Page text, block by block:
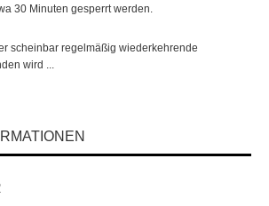
30 Minuten gesperrt werden.
scheinbar regelmäßig wiederkehrende
wird ...